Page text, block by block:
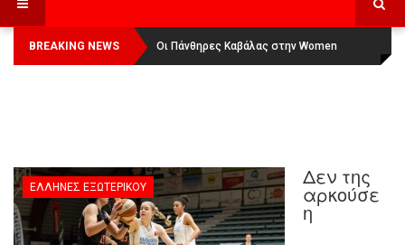
BREAKING NEWS
Οι Πάνθηρες Καβάλας στην Women
Basketball League 1
Αναχώρησε για τα Γιάννενα η Εθνική
Γυναικών:
ΈΛΛΗΝΕΣ ΕΞΩΤΕΡΙΚΟΎ Δεν της
αρκούσε
η